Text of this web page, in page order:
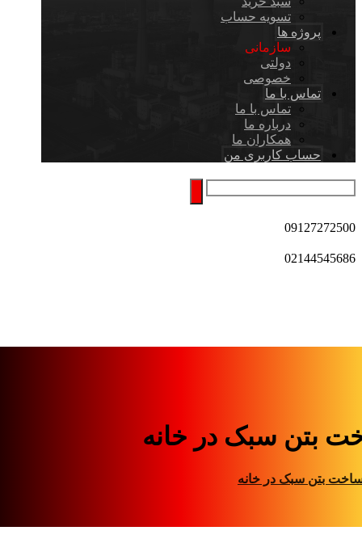
تسویه حساب
پروژه ها
سازمانی
دولتی
خصوصی
تماس با ما
تماس با ما
درباره ما
همکاران ما
حساب کاربری من
09127272500
02144545686
بتن سبک در خانه
بتن سبک در خانه